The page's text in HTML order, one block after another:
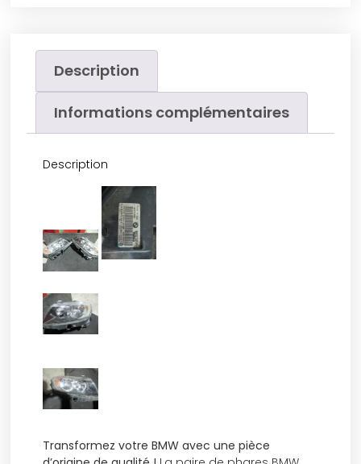
Description
Informations complémentaires
Description
Transformez votre BMW avec une pièce